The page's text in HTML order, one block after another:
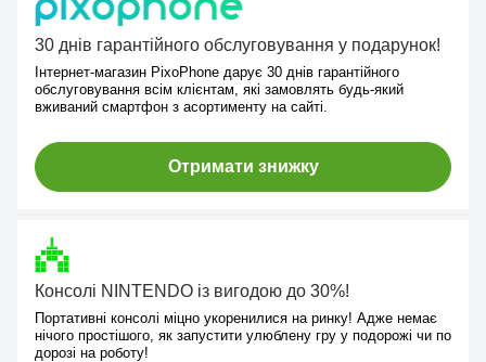
30 днів гарантійного обслуговування у подарунок!
Інтернет-магазин PixoPhone дарує 30 днів гарантійного
обслуговування всім клієнтам, які замовлять будь-який
вживаний смартфон з асортименту на сайті.
Отримати знижку
Консолі NINTENDO із вигодою до 30%!
Портативні консолі міцно укоренилися на ринку! Адже немає
нічого простішого, як запустити улюблену гру у подорожі чи по
дорозі на роботу!